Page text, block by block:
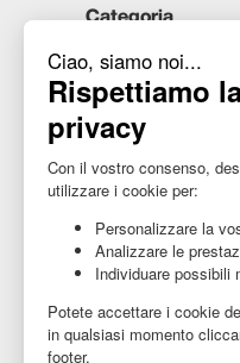
Categoria
iPhone
Samsung
Huawei
Hai bisogno di aiuto?